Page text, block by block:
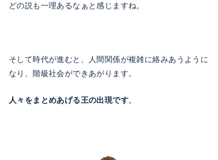
どの説も一理あるなぁと感じますね。
そして時代が進むと、人間関係が複雑に絡みあうように
なり、階級社会ができあがります。
人々をまとめあげる王の出現です。